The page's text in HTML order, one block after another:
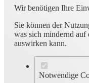
Wir benötigen Ihre
Sie können der
was sich mindernd
auswirken kann.
Notwendige